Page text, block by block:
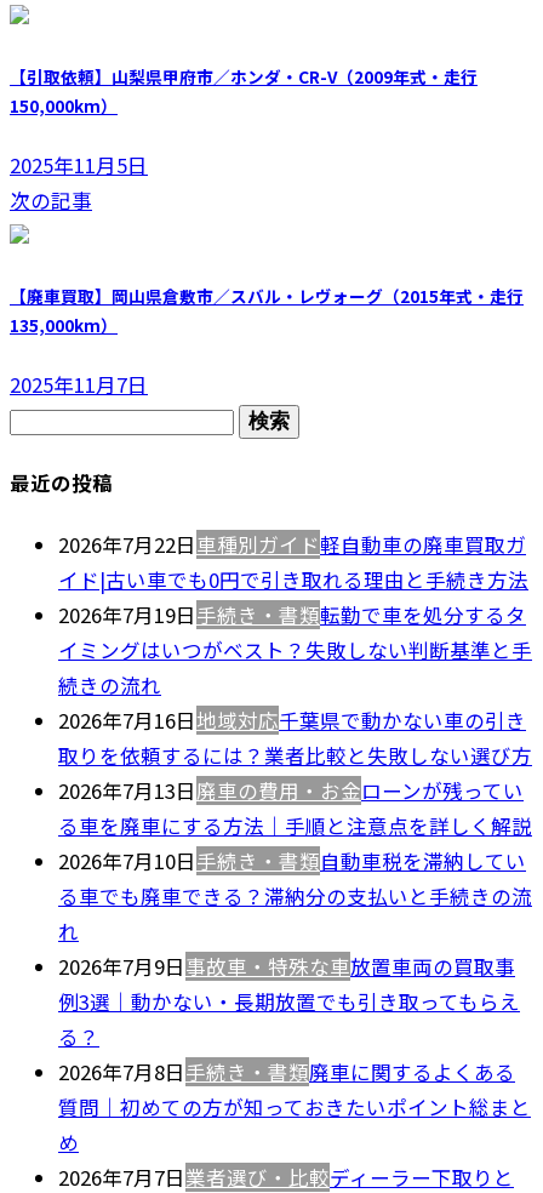
【引取依頼】山梨県甲府市／ホンダ・CR-V（2009年式・走行
150,000km）
2025年11月5日
次の記事
【廃車買取】岡山県倉敷市／スバル・レヴォーグ（2015年式・走行
135,000km）
2025年11月7日
検
最近の投稿
2026年7月22日車種別ガイド軽自動車の廃車買取ガ
イド|古い車でも0円で引き取れる理由と手続き方法
2026年7月19日手続き・書類転勤で車を処分するタ
イミングはいつがベスト？失敗しない判断基準と手
続きの流れ
2026年7月16日地域対応千葉県で動かない車の引き
取りを依頼するには？業者比較と失敗しない選び方
2026年7月13日廃車の費用・お金ローンが残ってい
る車を廃車にする方法｜手順と注意点を詳しく解説
2026年7月10日手続き・書類自動車税を滞納してい
る車でも廃車できる？滞納分の支払いと手続きの流
れ
2026年7月9日事故車・特殊な車放置車両の買取事
例3選｜動かない・長期放置でも引き取ってもらえ
る？
2026年7月8日手続き・書類廃車に関するよくある
質問｜初めての方が知っておきたいポイント総まと
め
2026年7月7日業者選び・比較ディーラー下取りと